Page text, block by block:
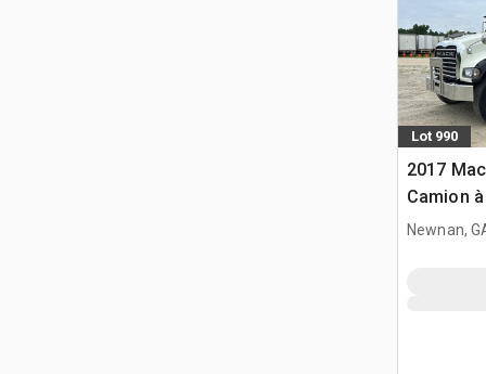
Lot 990
2017
Camion
D/E
Newnan,